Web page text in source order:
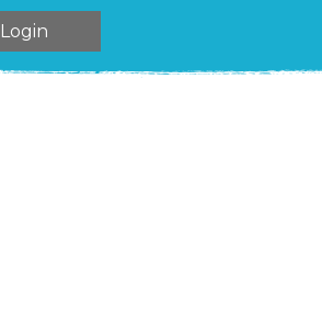
Login